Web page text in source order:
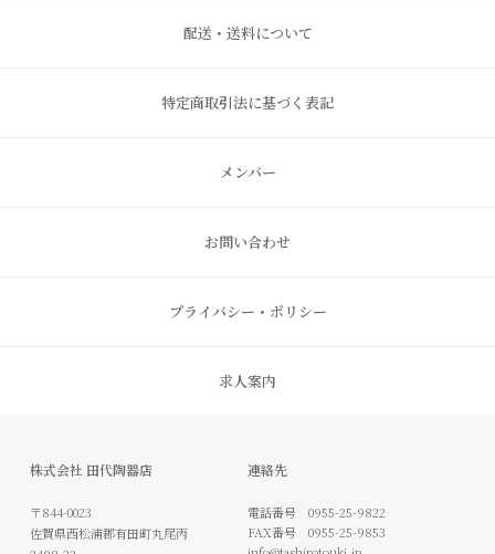
配送・送料について
特定商取引法に基づく表記
メンバー
お問い合わせ
プライバシー・ポリシー
求人案内
株式会社 田代陶器店
〒844-0023
佐賀県西松浦郡有田町丸尾丙
連絡先
電話番号 0955-25-9822
FAX番号 0955-25-9853